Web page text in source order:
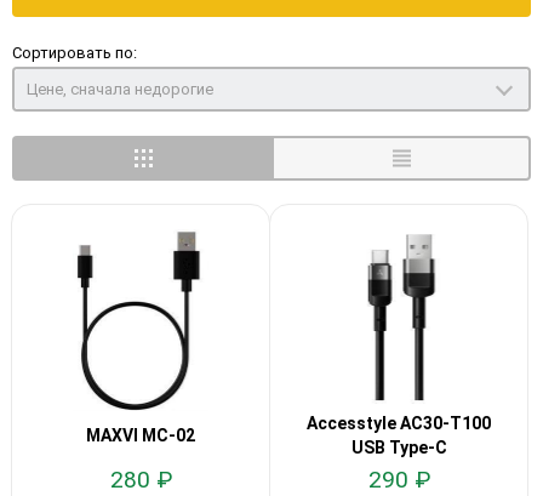
Сортировать по:
Цене, сначала недорогие
MAXVI MC-02
280 ₽
Accesstyle AC30-T100
USB Type-C
290 ₽